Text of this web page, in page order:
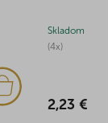
(4x)
Skladom
2,23 €